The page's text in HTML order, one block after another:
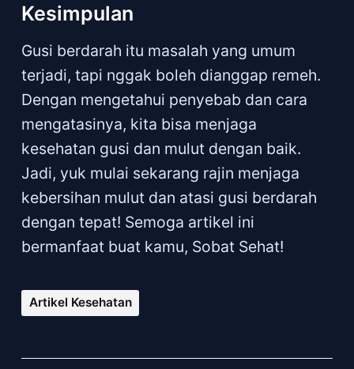
Kesimpulan
Gusi berdarah itu masalah yang umum
terjadi, tapi nggak boleh dianggap remeh.
Dengan mengetahui penyebab dan cara
mengatasinya, kita bisa menjaga
kesehatan gusi dan mulut dengan baik.
Jadi, yuk mulai sekarang rajin menjaga
kebersihan mulut dan atasi gusi berdarah
dengan tepat! Semoga artikel ini
bermanfaat buat kamu, Sobat Sehat!
Artikel Kesehatan